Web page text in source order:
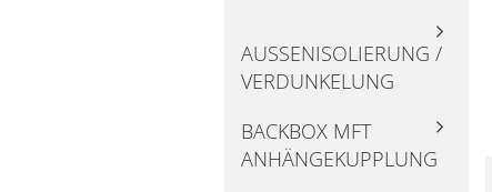
AUSSENISOLIERUNG / V
ERDUNKELUNG
BACKBOX MFT
ANHÄNGEKUPPLUNG